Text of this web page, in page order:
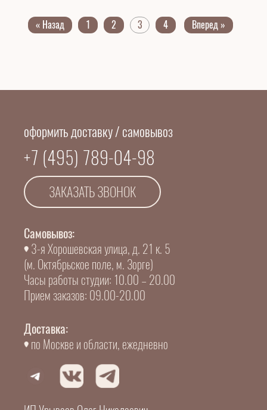
« Назад 1 2 3 4 Вперед »
оформить доставку / самовывоз
+7 (495) 789-04-98
ЗАКАЗАТЬ ЗВОНОК
Самовывоз:
3-я Хорошевская улица, д. 21 к. 5
(м. Октябрьское поле, м. Зорге)
Часы работы студии: 10.00 – 20.00
Прием заказов: 09.00-20.00
Доставка:
по Москве и области, ежедневно